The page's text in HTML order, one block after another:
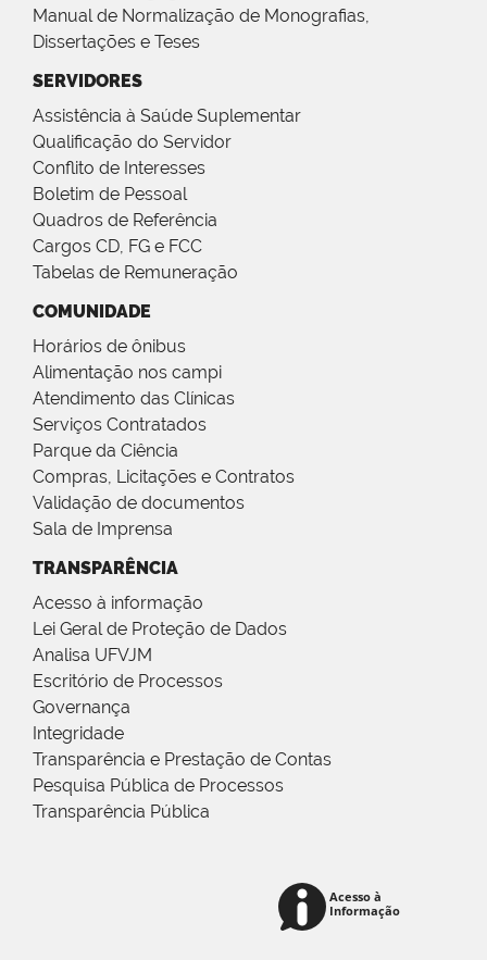
Manual de Normalização de Monografias,
Dissertações e Teses
SERVIDORES
Assistência à Saúde Suplementar
Qualificação do Servidor
Conflito de Interesses
Boletim de Pessoal
Quadros de Referência
Cargos CD, FG e FCC
Tabelas de Remuneração
COMUNIDADE
Horários de ônibus
Alimentação nos campi
Atendimento das Clínicas
Serviços Contratados
Parque da Ciência
Compras, Licitações e Contratos
Validação de documentos
Sala de Imprensa
TRANSPARÊNCIA
Acesso à informação
Lei Geral de Proteção de Dados
Analisa UFVJM
Escritório de Processos
Governança
Integridade
Transparência e Prestação de Contas
Pesquisa Pública de Processos
Transparência Pública